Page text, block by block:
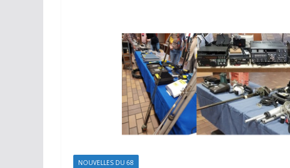
NOUVELLES DU 68